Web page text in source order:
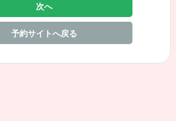
次へ
予約サイトへ戻る